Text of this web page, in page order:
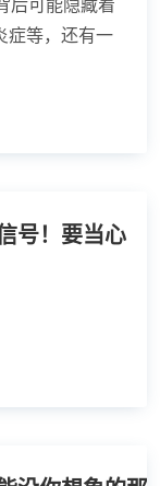
后可能隐藏着
症等，还有一
号！要当心